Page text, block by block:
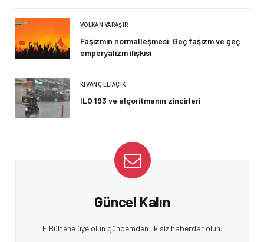
VOLKAN YARAŞIR
Faşizmin normalleşmesi: Geç faşizm ve geç
emperyalizm ilişkisi
KIVANÇ ELIAÇIK
ILO 193 ve algoritmanın zincirleri
Güncel Kalın
E Bültene üye olun gündemden ilk siz haberdar olun.